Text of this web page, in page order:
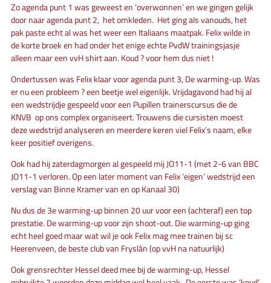
Zo agenda punt 1 was geweest en ‘overwonnen’ en we gingen gelijk
door naar agenda punt 2, het omkleden. Het ging als vanouds, het
pak paste echt al was het weer een Italiaans maatpak. Felix wilde in
de korte broek en had onder het enige echte PvdW trainingsjasje
alleen maar een vvH shirt aan. Koud ? voor hem dus niet !
Ondertussen was Felix klaar voor agenda punt 3, De warming-up. Was
er nu een probleem ? een beetje wel eigenlijk. Vrijdagavond had hij al
een wedstrijdje gespeeld voor een Pupillen trainerscursus die de
KNVB op ons complex organiseert. Trouwens die cursisten moest
deze wedstrijd analyseren en meerdere keren viel Felix’s naam, elke
keer positief overigens.
Ook had hij zaterdagmorgen al gespeeld mij JO11-1 (met 2-6 van BBC
JO11-1 verloren. Op een later moment van Felix ‘eigen’ wedstrijd een
verslag van Binne Kramer van en op Kanaal 30)
Nu dus de 3e warming-up binnen 20 uur voor een (achteraf) een top
prestatie. De warming-up voor zijn shoot-out. Die warming-up ging
echt heel goed maar wat wil je ook Felix mag mee trainen bij sc
Heerenveen, de beste club van Fryslân (op vvH na natuurlijk)
Ook grensrechter Hessel deed mee bij de warming-up, Hessel